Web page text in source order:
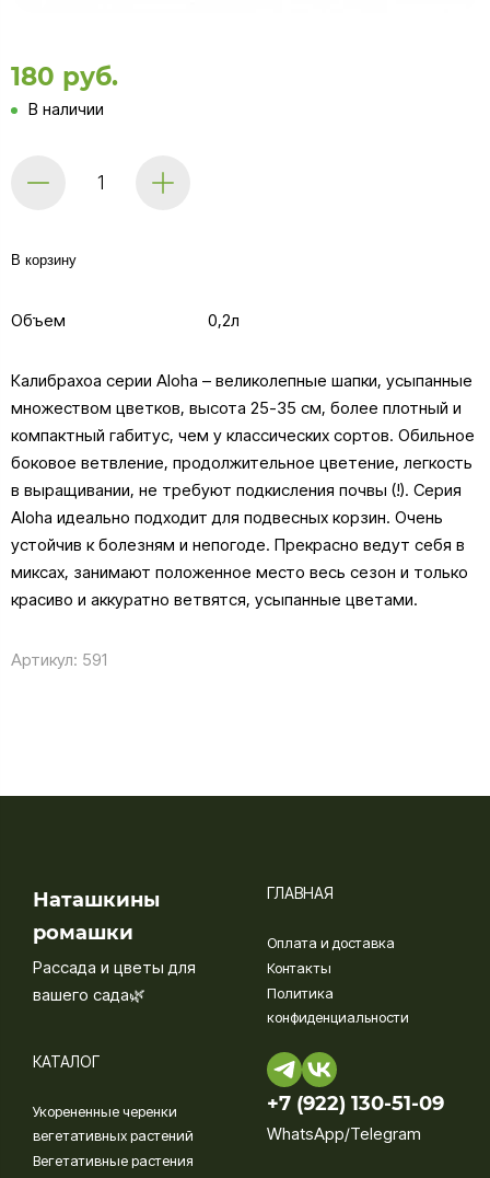
180 руб.
В наличии
В корзину
Объем 0,2л
Калибрахоа серии Aloha – великолепные шапки, усыпанные
множеством цветков, высота 25-35 см, более плотный и
компактный габитус, чем у классических сортов. Обильное
боковое ветвление, продолжительное цветение, легкость
в выращивании, не требуют подкисления почвы (!). Серия
Aloha идеально подходит для подвесных корзин. Очень
устойчив к болезням и непогоде. Прекрасно ведут себя в
миксах, занимают положенное место весь сезон и только
красиво и аккуратно ветвятся, усыпанные цветами.
Артикул: 591
Наташкины
ромашки
Рассада и цветы для
вашего сада🌿
ГЛАВНАЯ
Оплата и доставка
Контакты
Политика
конфиденциальности
КАТАЛОГ
Укорененные черенки
вегетативных растений
Вегетативные растения
+7 (922) 130-51-09‬
WhatsApp/Telegram